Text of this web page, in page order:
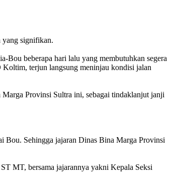
yang signifikan.
beberapa hari lalu yang membutuhkan segera
terjun langsung meninjau kondisi jalan
Provinsi Sultra ini, sebagai tindaklanjut janji
Bou. Sehingga jajaran Dinas Bina Marga Provinsi
MT, bersama jajarannya yakni Kepala Seksi